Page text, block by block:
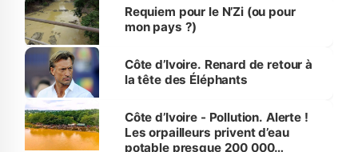
Requiem pour le N’Zi (ou pour
mon pays ?)
Côte d’Ivoire. Renard de retour à
la tête des Éléphants
Côte d’Ivoire - Pollution. Alerte !
Les orpailleurs privent d’eau
potable presque 200 000